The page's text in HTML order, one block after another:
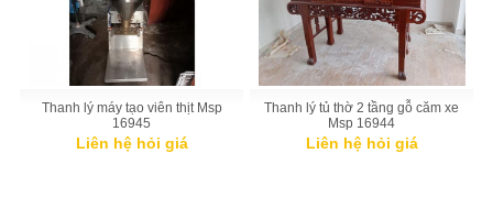
Thanh lý máy tạo viên thịt Msp
16945
Liên hệ hỏi giá
Thanh lý tủ thờ 2 tầng gỗ căm xe
Msp 16944
Liên hệ hỏi giá